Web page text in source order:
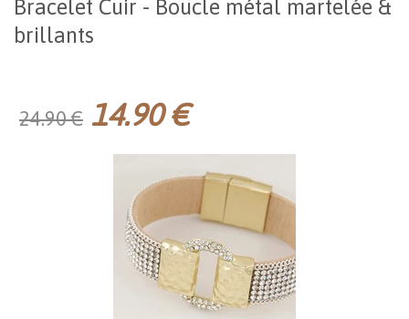
Bracelet Cuir - Boucle métal martelée &
brillants
24.90 € 14.90 €